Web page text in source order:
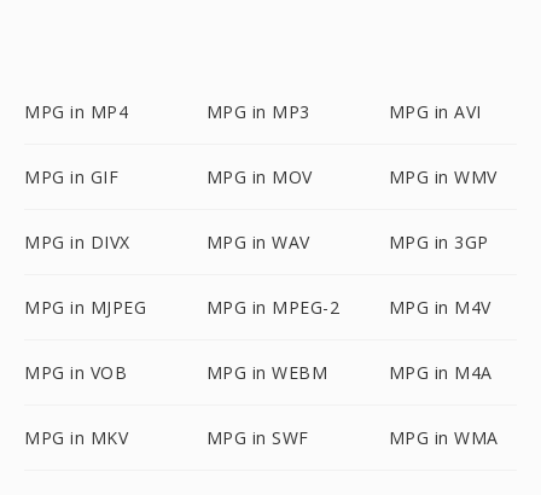
MPG in MP4 MPG in MP3 MPG in AVI
MPG in GIF MPG in MOV MPG in WMV
MPG in DIVX MPG in WAV MPG in 3GP
MPG in MJPEG MPG in MPEG-2 MPG in M4V
MPG in VOB MPG in WEBM MPG in M4A
MPG in MKV MPG in SWF MPG in WMA